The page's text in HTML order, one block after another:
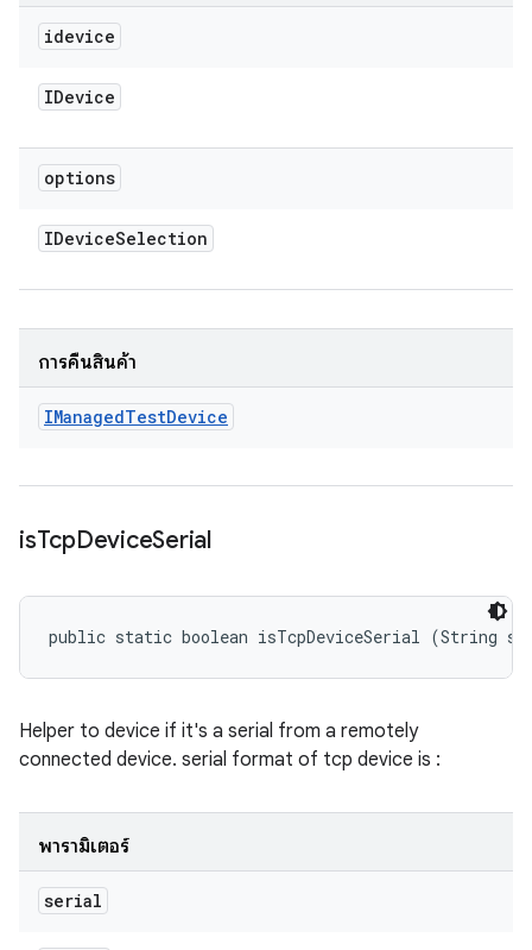
idevice
IDevice
options
IDeviceSelection
การคืนสินค้า
IManagedTestDevice
isTcpDeviceSerial
public static boolean isTcpDeviceSerial (String
Helper to device if it's a serial from a remotely
connected device. serial format of tcp device is :
พารามิเตอร์
serial